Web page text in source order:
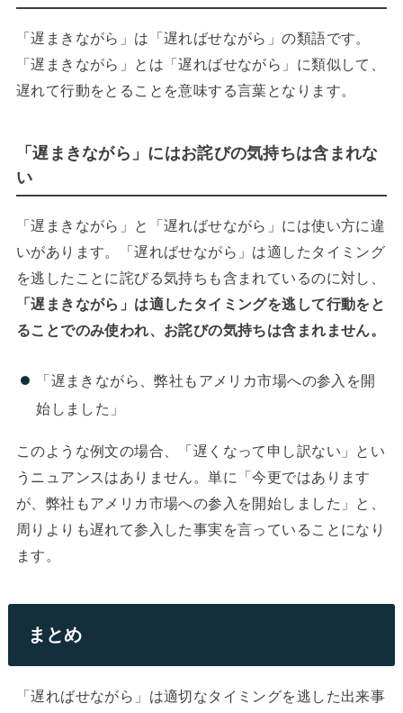
「遅まきながら」は「遅ればせながら」の類語です。
「遅まきながら」とは「遅ればせながら」に類似して、
遅れて行動をとることを意味する言葉となります。
「遅まきながら」にはお詫びの気持ちは含まれな
い
「遅まきながら」と「遅ればせながら」には使い方に違
いがあります。「遅ればせながら」は適したタイミング
を逃したことに詫びる気持ちも含まれているのに対し、
「遅まきながら」は適したタイミングを逃して行動をと
ることでのみ使われ、お詫びの気持ちは含まれません。
「遅まきながら、弊社もアメリカ市場への参入を開
始しました」
このような例文の場合、「遅くなって申し訳ない」とい
うニュアンスはありません。単に「今更ではあります
が、弊社もアメリカ市場への参入を開始しました」と、
周りよりも遅れて参入した事実を言っていることになり
ます。
まとめ
「遅ればせながら」は適切なタイミングを逃した出来事